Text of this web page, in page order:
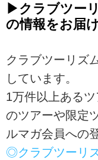
▶クラブツー
の情報をお届け
クラブツーリズ
しています。
1万件以上ある
のツアーや限定
ルマガ会員への
◎クラブツーリ